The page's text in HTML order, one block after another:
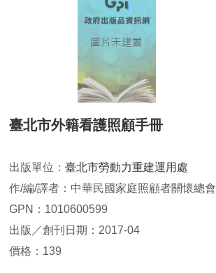
臺北市外籍看護照顧手冊
出版單位： 臺北市勞動力重建運用處
作/編/譯者：中華民國家庭照顧者關懷總會
GPN：1010600599
出版／創刊日期：2017-04
價格：139